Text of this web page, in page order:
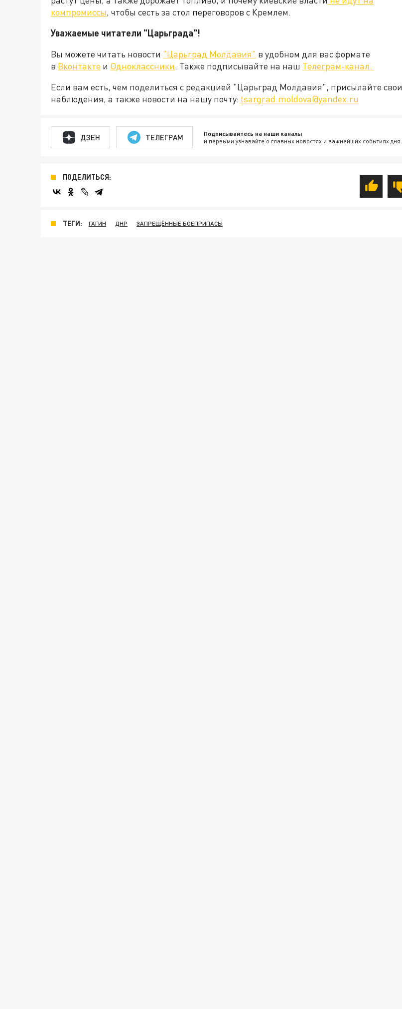
компромиссы, чтобы сесть за стол переговоров с Кремлем.
Уважаемые читатели "Царьграда"!
Вы можете читать новости "Царьград Молдавия" в удобном для вас формате
в Вконтакте и Одноклассники. Также подписывайте на наш Телеграм-канал.
Если вам есть, чем поделиться с редакцией "Царьград Молдавия", присылайте свои
наблюдения, а также новости на нашу почту: tsargrad.moldova@yandex.ru
ДЗЕН ТЕЛЕГРАМ Подписывайтесь на наши каналы
и первыми узнавайте о главных новостях и важнейших событиях дня.
ПОДЕЛИТЬСЯ:
ТЕГИ: ГАГИН ДНР ЗАПРЕЩЁННЫЕ БОЕПРИПАСЫ